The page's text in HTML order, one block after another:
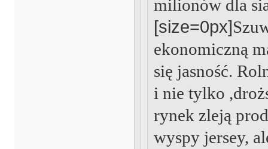
milionów dla
[size=0px]
ekonomiczną
się jasność.
i nie tylko
rynek zleją
wyspy jersey,